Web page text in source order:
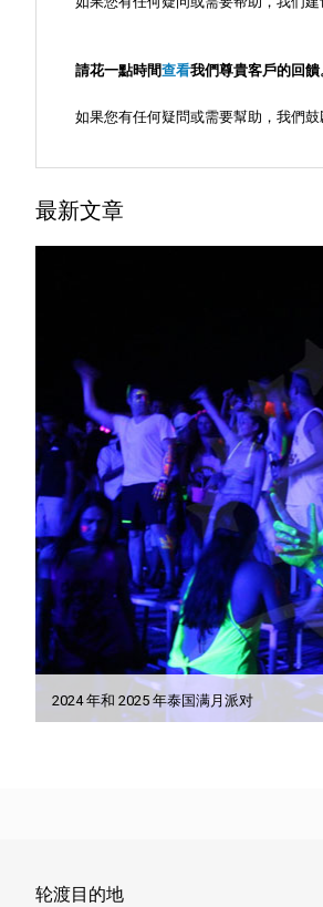
請花一點時間查看我們尊貴客戶的回
如果您有任何疑問或需要幫助，我們
最新文章
2024 年和 2025 年泰国满月派对
轮渡目的地